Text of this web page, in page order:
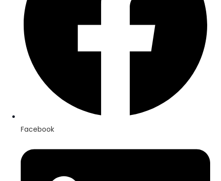
Facebook